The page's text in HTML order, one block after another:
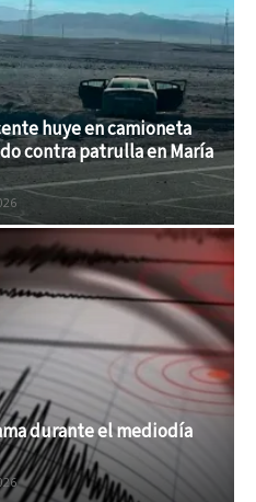
huye en camioneta
contra patrulla en María
durante el mediodía